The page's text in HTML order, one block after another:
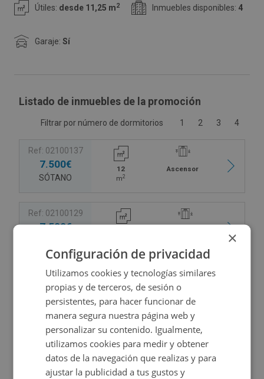
garaje esta vigilado por cámaras y el acceso peatonal
Útiles: desde 11,25 m2 Inmuebles disponibles: 4
Garaje: Sí
Listado de inmuebles de la promoción
Filtrar por número de dormitorios 1 2 3 4
Ref: 02100137
7.500€
SÓTANO
12
m2
Ascensor
Ref: 02100129
7.500€
Ref: 02100130
7.500€
SÓTANO
11,25
m2
Ref: 02100135
7.500€
12
Ascensor
×
Configuración de privacidad
Utilizamos cookies y tecnologías similares
propias y de terceros, de sesión o
persistentes, para hacer funcionar de
manera segura nuestra página web y
personalizar su contenido. Igualmente,
utilizamos cookies para medir y obtener
datos de la navegación que realizas y para
ajustar la publicidad a tus gustos y